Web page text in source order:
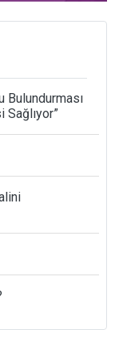
Bulundurması
Sağlıyor”